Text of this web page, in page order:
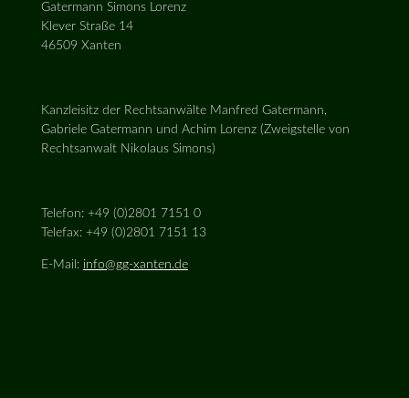
Gatermann Simons Lorenz
Klever Straße 14
46509 Xanten
Kanzleisitz der Rechtsanwälte Manfred Gatermann,
Gabriele Gatermann und Achim Lorenz (Zweigstelle von
Rechtsanwalt Nikolaus Simons)
Telefon: +49 (0)2801 7151 0
Telefax: +49 (0)2801 7151 13
E-Mail: info@gg-xanten.de